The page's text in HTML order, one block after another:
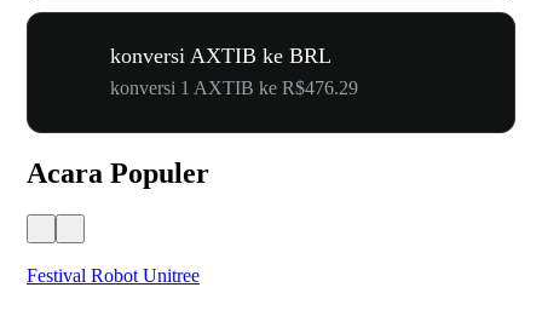
konversi AXTIB ke BRL
konversi 1 AXTIB ke R$476.29
Acara Populer
Festival Robot Unitree